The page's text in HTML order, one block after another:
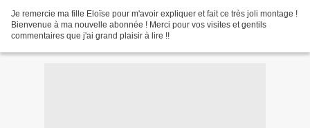
Je remercie ma fille Eloïse pour m'avoir expliquer et fait ce très joli montage !
Bienvenue à ma nouvelle abonnée ! Merci pour vos visites et gentils
commentaires que j'ai grand plaisir à lire !!